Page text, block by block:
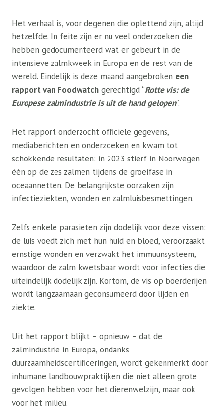
Het verhaal is, voor degenen die oplettend zijn, altijd
hetzelfde. In feite zijn er nu veel onderzoeken die
hebben gedocumenteerd wat er gebeurt in de
intensieve zalmkweek in Europa en de rest van de
wereld. Eindelijk is deze maand aangebroken een
rapport van Foodwatch gerechtigd “Rotte vis: de
Europese zalmindustrie is uit de hand gelopen”.
Het rapport onderzocht officiële gegevens,
mediaberichten en onderzoeken en kwam tot
schokkende resultaten: in 2023 stierf in Noorwegen
één op de zes zalmen tijdens de groeifase in
oceaannetten. De belangrijkste oorzaken zijn
infectieziekten, wonden en zalmluisbesmettingen.
Zelfs enkele parasieten zijn dodelijk voor deze vissen:
de luis voedt zich met hun huid en bloed, veroorzaakt
ernstige wonden en verzwakt het immuunsysteem,
waardoor de zalm kwetsbaar wordt voor infecties die
uiteindelijk dodelijk zijn. Kortom, de vis op boerderijen
wordt langzaamaan geconsumeerd door lijden en
ziekte.
Uit het rapport blijkt – opnieuw – dat de
zalmindustrie in Europa, ondanks
duurzaamheidscertificeringen, wordt gekenmerkt door
inhumane landbouwpraktijken die niet alleen grote
gevolgen hebben voor het dierenwelzijn, maar ook
voor het milieu.